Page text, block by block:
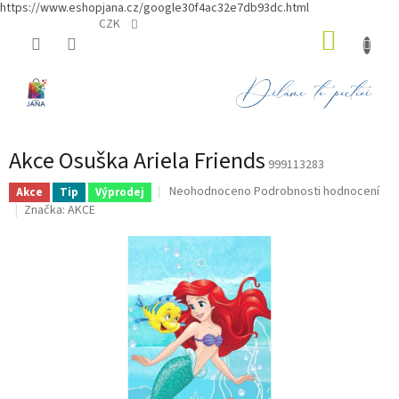
https://www.eshopjana.cz/google30f4ac32e7db93dc.html
CZK
Akce Osuška Ariela Friends 999113283
Akce Tip Výprodej
Průměrné
je
0,0
z
5
hvězdiček.
Neohodnoceno Podrobnosti hodnocení
Značka: AKCE